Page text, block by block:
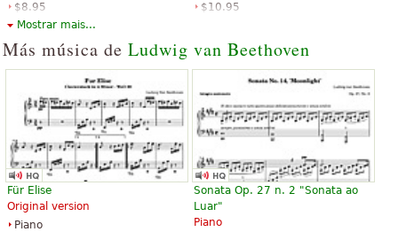
$8.95
Choir
$10.95
Symphony No. 9 (Introduction
and Instructions for Study) by
Karl Eberhardt
Scherzo (from Symphony No. 9)
$60.00
Hal Leonard
Mostrar mais...
Más música de Ludwig van Beethoven
Für Elise
Original version
Piano
Sonata Op. 27 n. 2 "Sonata ao
Luar"
Piano